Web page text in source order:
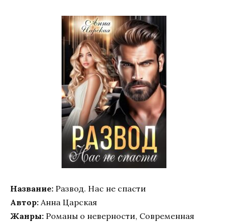
Название: Развод. Нас не спасти
Автор: Анна Царская
Жанры: Романы о неверности, Современная